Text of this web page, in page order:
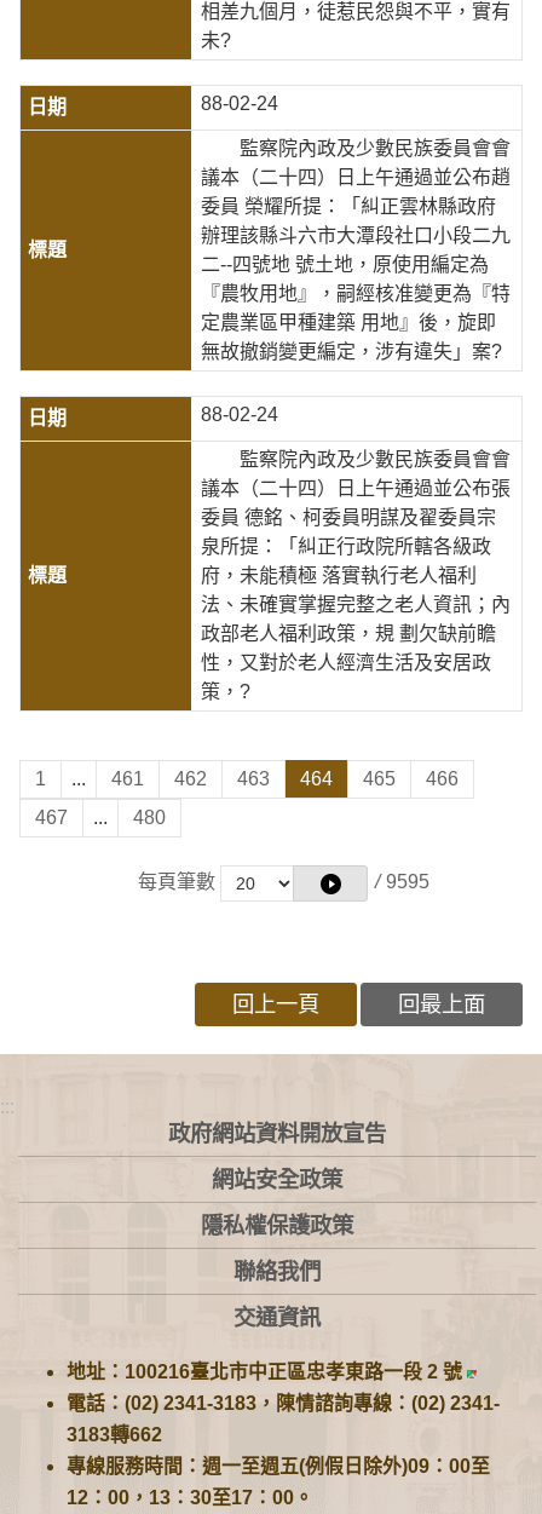
相差九個月，徒惹民怨與不平，實有
未?
88-02-24
監察院內政及少數民族委員會會
議本（二十四）日上午通過並公布趙
委員 榮耀所提：「糾正雲林縣政府
辦理該縣斗六市大潭段社口小段二九
二--四號地 號土地，原使用編定為
『農牧用地』，嗣經核准變更為『特
定農業區甲種建築 用地』後，旋即
無故撤銷變更編定，涉有違失」案?
88-02-24
監察院內政及少數民族委員會會
議本（二十四）日上午通過並公布張
委員 德銘、柯委員明謀及翟委員宗
泉所提：「糾正行政院所轄各級政
府，未能積極 落實執行老人福利
法、未確實掌握完整之老人資訊；內
政部老人福利政策，規 劃欠缺前瞻
性，又對於老人經濟生活及安居政
策，?
1 ... 461 462 463 464 465
466
467
... 480
每頁筆數 / 9595
回上一頁 回最上面
:::
政府網站資料開放宣告
網站安全政策
隱私權保護政策
聯絡我們
交通資訊
地址：100216臺北市中正區忠孝東路一段 2 號
電話：(02) 2341-3183，陳情諮詢專線：(02) 2341-
3183轉662
專線服務時間：週一至週五(例假日除外)09：00至
12：00，13：30至17：00。